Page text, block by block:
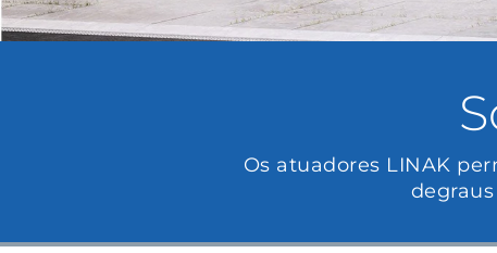
Os atuadores LINAK